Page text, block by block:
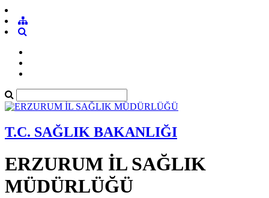
T.C. SAĞLIK BAKANLIĞI
ERZURUM İL SAĞLIK
MÜDÜRLÜĞÜ